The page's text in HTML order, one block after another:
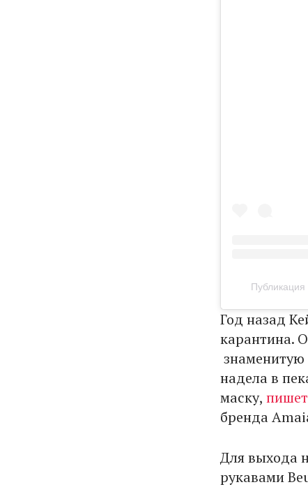
Год назад
карантина.
надела в
маску,
бренда
Для выхода
рукавами